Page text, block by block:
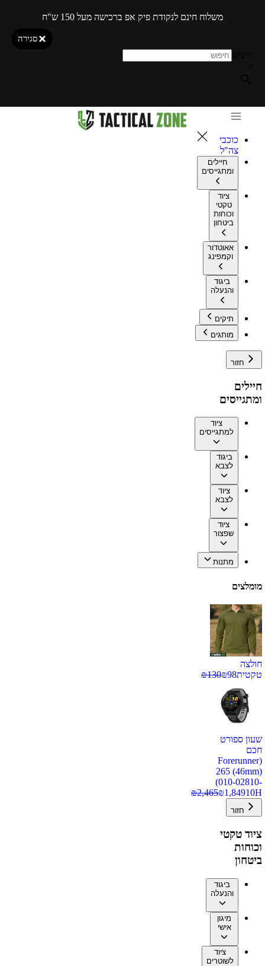
משלוח חינם לנקודת פיק אפ ברכישה מעל 150 ש"ח
סגירה
כוכבי
צה"ל
חיילים
ומתגייסים
ציוד
טקטי
וכוחות
ביטחון
אאוטדור
וקמפינג
ביגוד
והנעלה
תיקים
מותגים
חזור
חיילים
ומתגייסים
ציוד
למתגייסים
ביגוד
לצבא
ציוד
לצבא
ציוד
שפצור
מתנות
מומלצים
חולצה
טקטית
₪98
₪130
שעון ספורט
חכם
(Forerunner
265 (46mm)
(010-02810-
10H
₪1,849
₪2,465
חזור
ציוד טקטי
וכוחות
ביטחון
ביגוד
והנעלה
מיגון
אישי
ציוד
לשוטרים